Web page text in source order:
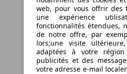
web, pour vous offrir des
une expérience
fonctionnalités étendues,
de notre offre, par
lors;une visite
adaptées à votre
publicités et des
votre adresse e-mail